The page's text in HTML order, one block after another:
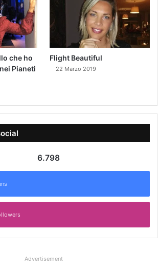
che ho
Pianeti
Flight Beautiful
22 Marzo 2019
6.798
Advertisement